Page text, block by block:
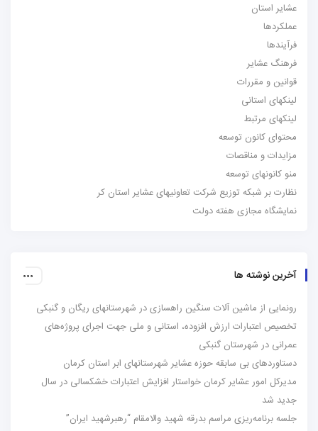
عشایر استان
عملکردها
فرآیندها
فرهنگ عشایر
قوانین و مقررات
لینکهای استانی
لینکهای مرتبط
محتوای کانون توسعه
مزایدات و مناقصات
منو کانونهای توسعه
نظارت بر شبکه توزیع شرکت تعاونیهای عشایر استان کر
نمایشگاه مجازی هفته دولت
آخرین نوشته ها
رونمایی از ماشین آلات سنگین راهسازی در شهرستانهای ریگان و گنبکی
تخصیص اعتبارات ارزش افزوده، استانی و ملی جهت اجرای پروژه‌های
عمرانی در شهرستان گنبکی
دستاوردهای بی سابقه حوزه عشایر شهرستانهای ابر استان کرمان
مدیرکل امور عشایر کرمان خواستار افزایش اعتبارات خشکسالی در سال
جدید شد
جلسه برنامه‌ریزی مراسم بدرقه شهید والامقام “رهبرشهید ایران”